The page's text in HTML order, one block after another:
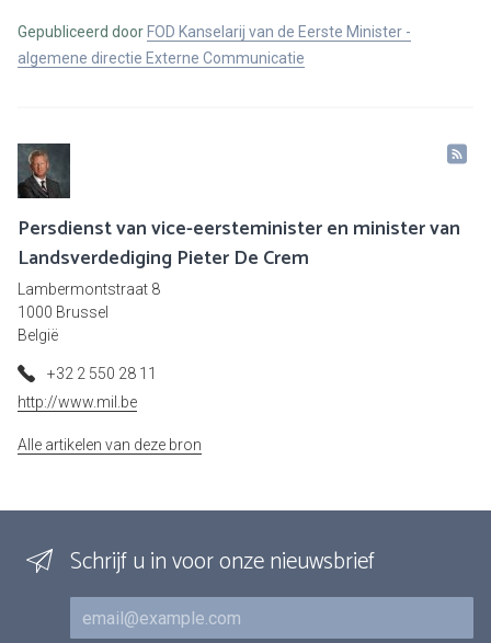
Gepubliceerd door FOD Kanselarij van de Eerste Minister -
algemene directie Externe Communicatie
Persdienst van vice-eersteminister en minister van
Landsverdediging Pieter De Crem
Lambermontstraat 8
1000 Brussel
België
+32 2 550 28 11
http://www.mil.be
Alle artikelen van deze bron
Schrijf u in voor onze nieuwsbrief
E-mail